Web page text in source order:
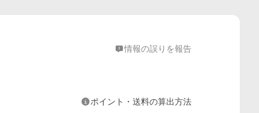
情報の誤りを報告
ポイント・送料の算出方法